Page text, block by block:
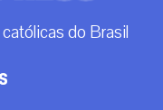
do Brasil